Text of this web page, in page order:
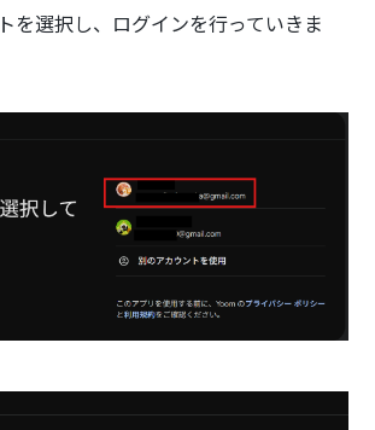
を選択し、ログインを行っていきま